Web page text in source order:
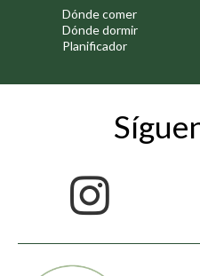
Dónde comer
Dónde dormir
Planificador